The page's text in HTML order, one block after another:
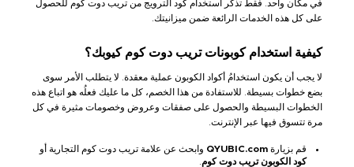
في مكان واحد. فقط تذكر استخدام كود الترويج من تريب دوت كوم للحصول
على كل هذه الخدمات الرائعة ضمن ميزانيتك.
كيفية استخدام كوبونات تريب دوت كوم كيوبك؟
لا يجب أن يكون استخدامُ أكواد الكوبون عملية معقدة. لا يتطلب الأمر سوى
بضع خطوات بسيطة. للاستفادة من هذا الخصم، كل ما عليك فعلُه هو اتباع هذه
الخطوات البسيطة والحصول على صفقات وعروض وخصومات مثيرة في كل
مرة تتسوق فيها عبر الإنترنت.
قم بزيارة QYUBIC.com وابحث عن علامة تريب دوت كوم التجارية أو
كود الكوبون تريب دوت كوم